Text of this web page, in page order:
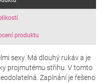
produktu
sexy. Má dlouhý rukáv a je
projmutému střihu. V tomto
Zapínání je řešeno